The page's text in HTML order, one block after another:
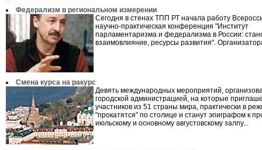
Федерализм в региональном измерении
Сегодня в стенах ТПП РТ начала работу
научно-практическая конференция "Институт
парламентаризма и федерализма в России:
взаимовлияние, ресурсы развития".
Смена курса на ракурс
Девять международных мероприятий,
городской администрацией, на которые
участников из 51 страны мира, практически в
"прокатятся" по столице и станут эпиграфом к
июльскому и основному августовскому залпу...